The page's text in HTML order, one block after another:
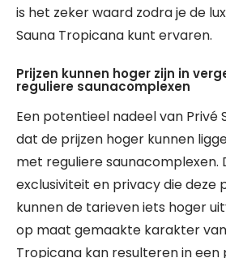
is het zeker waard zodra je de
Sauna Tropicana kunt ervaren.
Prijzen kunnen hoger zijn in
reguliere saunacomplexen
Een potentieel nadeel van Privé
dat de prijzen hoger kunnen
met reguliere saunacomplexen.
exclusiviteit en privacy die deze
kunnen de tarieven iets hoger
op maat gemaakte karakter van
Tropicana kan resulteren in een